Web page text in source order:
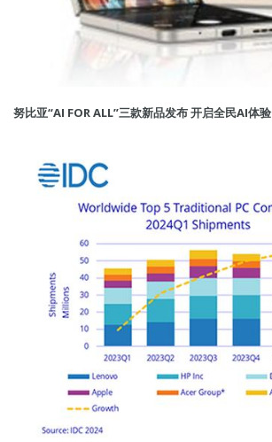
努比亚“AI FOR ALL”三款新品发布 开启全民AI体验